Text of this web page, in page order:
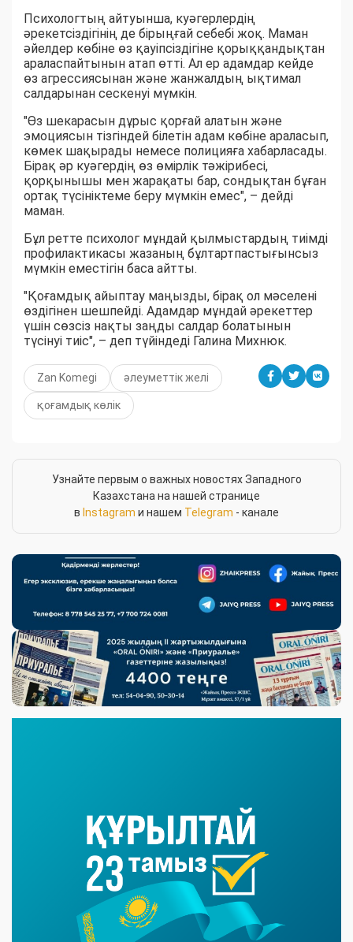
Психологтың айтуынша, куәгерлердің
әрекетсіздігінің де бірыңғай себебі жоқ. Маман
әйелдер көбіне өз қауіпсіздігіне қорыққандықтан
араласпайтынын атап өтті. Ал ер адамдар кейде
өз агрессиясынан және жанжалдың ықтимал
салдарынан сескенуі мүмкін.
"Өз шекарасын дұрыс қорғай алатын және
эмоциясын тізгіндей білетін адам көбіне араласып,
көмек шақырады немесе полицияға хабарласады.
Бірақ әр куәгердің өз өмірлік тәжірибесі,
қорқынышы мен жарақаты бар, сондықтан бұған
ортақ түсініктеме беру мүмкін емес", – дейді
маман.
Бұл ретте психолог мұндай қылмыстардың тиімді
профилактикасы жазаның бұлтартпастығынсыз
мүмкін еместігін баса айтты.
"Қоғамдық айыптау маңызды, бірақ ол мәселені
өздігінен шешпейді. Адамдар мұндай әрекеттер
үшін сөзсіз нақты заңды салдар болатынын
түсінуі тиіс", – деп түйіндеді Галина Михнюк.
Zan Komegi әлеуметтік желі
қоғамдық көлік
Узнайте первым о важных новостях Западного
Казахстана на нашей странице
в Instagram и нашем Telegram - канале